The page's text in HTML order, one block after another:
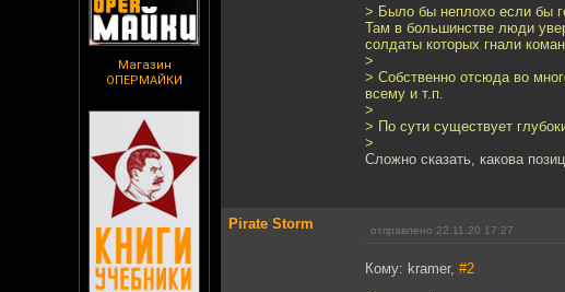
Магазин
ОПЕРМАЙКИ
> Было бы неплохо если бы
Там в большинстве люди
солдаты которых гнали
>
> Собственно отсюда во
всему и т.п.
>
> По сути существует
>
Сложно сказать, какова
Pirate Storm отправлено 22.11.20 17:27
Кому: kramer, #2